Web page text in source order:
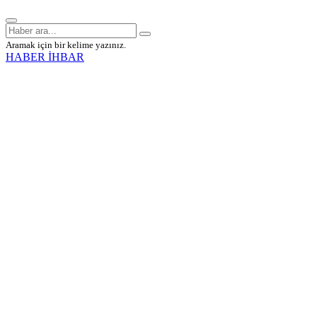
Aramak için bir kelime yazınız.
HABER İHBAR